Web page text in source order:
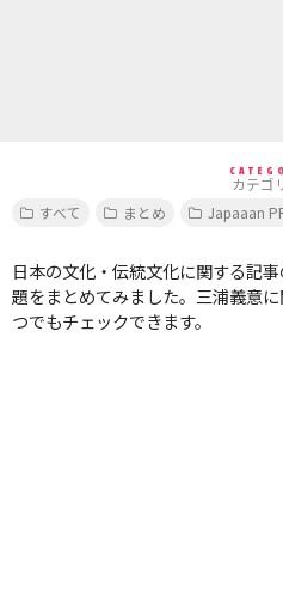
カテゴ
すべて
まとめ Japaaan
日本の文化・伝統文化に関する記
題をまとめてみました。三浦義意
つでもチェックできます。